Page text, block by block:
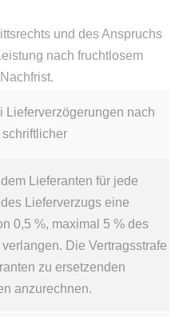
und des Anspruchs
nach fruchtlosem
Lieferverzögerungen nach
Lieferanten für jede
Lieferverzugs eine
0,5 %, maximal 5 % des
Die Vertragsstrafe
zu ersetzenden
anzurechnen.